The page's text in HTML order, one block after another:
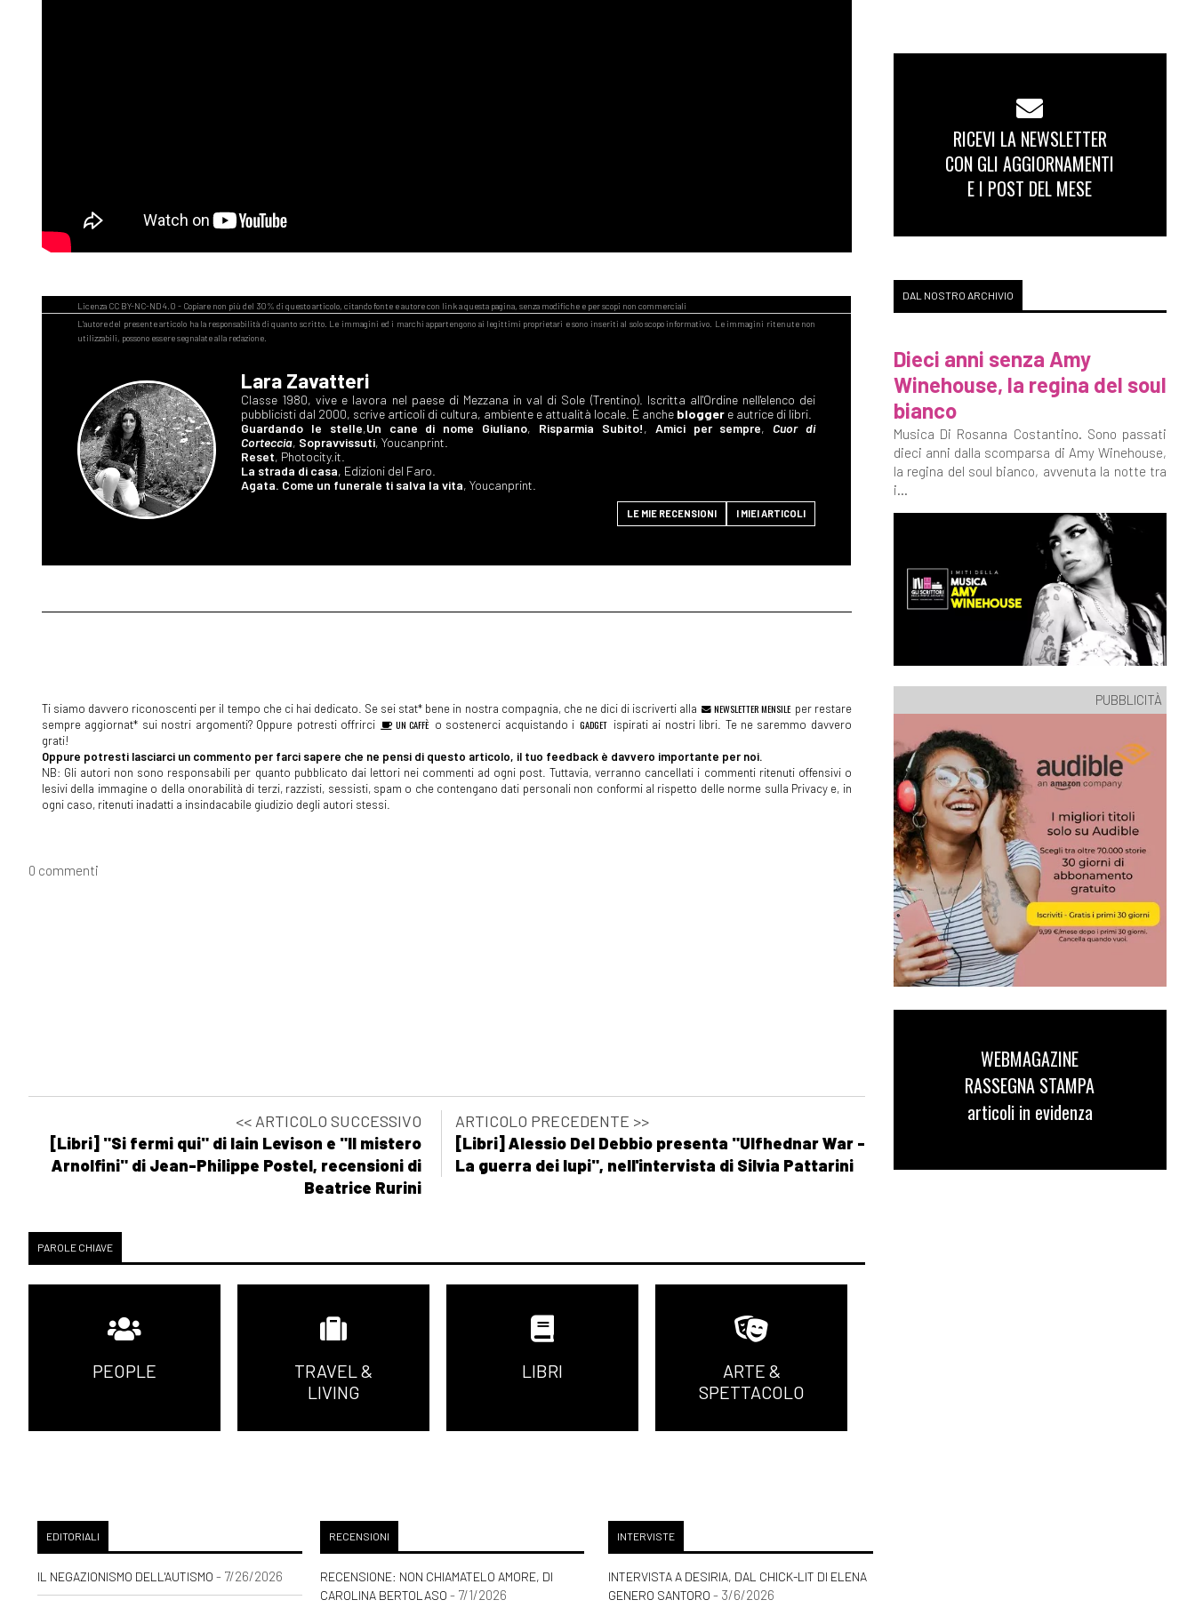
Lara Zavatteri
Classe 1980, vive e lavora nel paese di Mezzana in val di Sole (Trentino). Iscritta all'Ordine nell'elenco dei
pubblicisti dal 2000, scrive articoli di cultura, ambiente e attualità locale. È anche blogger e autrice di libri.
Guardando le stelle,Un cane di nome Giuliano, Risparmia Subito!, Amici per sempre,Cuor di
Corteccia, Sopravvissuti, Youcanprint.
Reset, Photocity.it.
La strada di casa, Edizioni del Faro.
Agata. Come un funerale ti salva la vita, Youcanprint.
I MIEI ARTICOLI
LE MIE RECENSIONI
Ti siamo davvero riconoscenti per il tempo che ci hai dedicato. Se sei stat* bene in nostra compagnia, che ne dici di iscriverti alla NEWSLETTER MENSILE per restare
sempre aggiornat* sui nostri argomenti? Oppure potresti offrirci
UN CAFFÈ o sostenerci acquistando i GADGET ispirati ai nostri libri. Te ne saremmo davvero
grati!
Oppure potresti lasciarci un commento per farci sapere che ne pensi di questo articolo, il tuo feedback è davvero importante per noi.
NB: Gli autori non sono responsabili per quanto pubblicato dai lettori nei commenti ad ogni post. Tuttavia, verranno cancellati i commenti ritenuti offensivi o
lesivi della immagine o della onorabilità di terzi, razzisti, sessisti, spam o che contengano dati personali non conformi al rispetto delle norme sulla Privacy e, in
ogni caso, ritenuti inadatti a insindacabile giudizio degli autori stessi.
0 commenti
<< ARTICOLO SUCCESSIVO
[Libri] "Si fermi qui" di Iain Levison e "Il mistero
Arnolfini" di Jean-Philippe Postel, recensioni di
Beatrice Rurini
ARTICOLO PRECEDENTE >>
[Libri] Alessio Del Debbio presenta "Ulfhednar War -
La guerra dei lupi", nell'intervista di Silvia Pattarini
PAROLE CHIAVE
PEOPLE
TRAVEL &
LIVING
LIBRI
ARTE &
SPETTACOLO
EDITORIALI
IL NEGAZIONISMO DELL'AUTISMO - 7/26/2026
RECENSIONI
RECENSIONE: NON CHIAMATELO AMORE, DI
CAROLINA BERTOLASO - 7/1/2026
INTERVISTE
INTERVISTA A DESIRIA, DAL CHICK-LIT DI ELENA
GENERO SANTORO - 3/6/2026
RICEVI LA NEWSLETTER
CON GLI AGGIORNAMENTI
E I POST DEL MESE
DAL NOSTRO ARCHIVIO
Dieci anni senza Amy
Winehouse, la regina del soul
bianco
Musica Di Rosanna Costantino. Sono passati
dieci anni dalla scomparsa di Amy Winehouse,
la regina del soul bianco, avvenuta la notte tra
i...
PUBBLICITÀ
WEBMAGAZINE
RASSEGNA STAMPA
articoli in evidenza